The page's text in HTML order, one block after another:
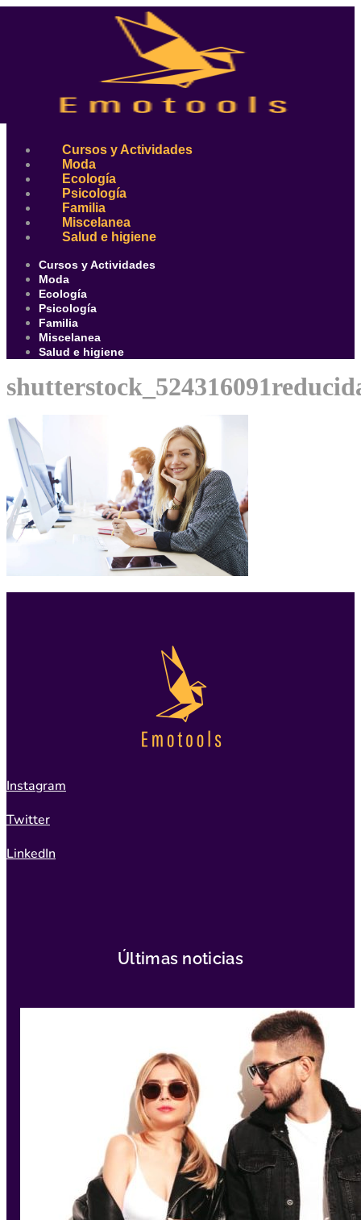
Cursos y Actividades
Moda
Ecología
Psicología
Familia
Miscelanea
Salud e higiene
Cursos y Actividades
Moda
Ecología
Psicología
Familia
Miscelanea
Salud e higiene
Instagram
Twitter
LinkedIn
Últimas noticias